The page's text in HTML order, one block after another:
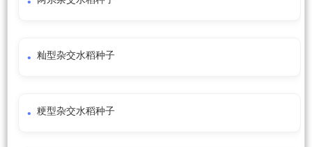
籼型杂交水稻种子
粳型杂交水稻种子